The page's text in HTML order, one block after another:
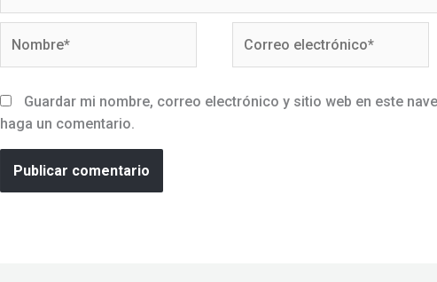
electrónico*
Guardar mi nombre, correo electrónico y sitio web en este
haga un comentario.